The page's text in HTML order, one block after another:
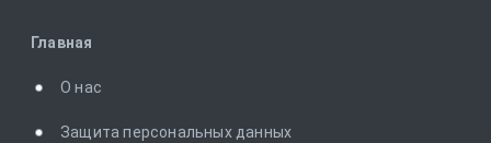
Главная
О нас
Защита персональных данных